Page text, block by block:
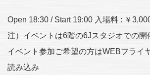
Open 18:30 / Start 19:00 入場料 : ￥
注）イベントは6階の6Jスタジオでの開
イベント参加ご希望の方はWEBフライ
読み込み